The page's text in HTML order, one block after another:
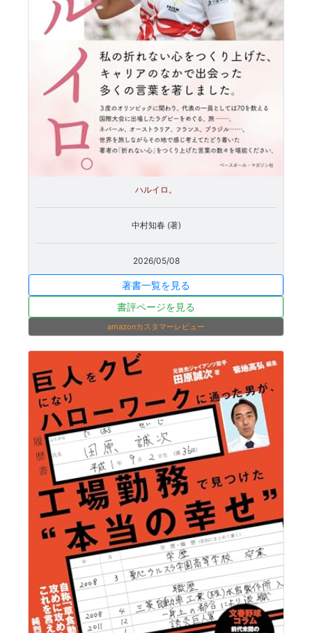
ハルイロ。
中村知春 (著)
2026/05/08
著書一覧を見る
書評ページを見る
amazonカスタマーレビュー